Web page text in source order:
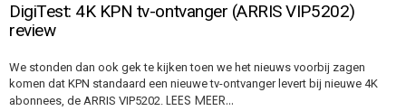
DigiTest: 4K KPN tv-ontvanger (ARRIS VIP5202)
review
We stonden dan ook gek te kijken toen we het nieuws voorbij zagen
komen dat KPN standaard een nieuwe tv-ontvanger levert bij nieuwe 4K
abonnees, de ARRIS VIP5202. LEES MEER…